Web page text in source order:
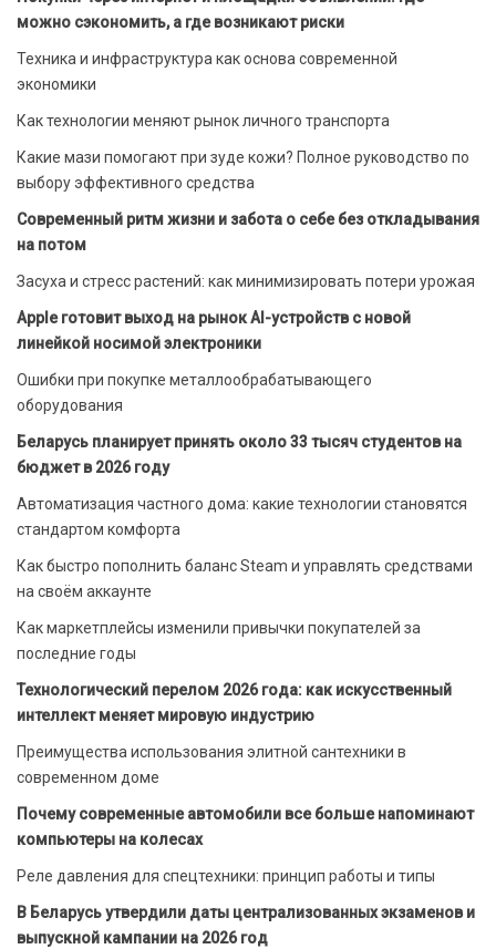
можно сэкономить, а где возникают риски
Техника и инфраструктура как основа современной
экономики
Как технологии меняют рынок личного транспорта
Какие мази помогают при зуде кожи? Полное руководство по
выбору эффективного средства
Современный ритм жизни и забота о себе без откладывания
на потом
Засуха и стресс растений: как минимизировать потери урожая
Apple готовит выход на рынок AI-устройств с новой
линейкой носимой электроники
Ошибки при покупке металлообрабатывающего
оборудования
Беларусь планирует принять около 33 тысяч студентов на
бюджет в 2026 году
Автоматизация частного дома: какие технологии становятся
стандартом комфорта
Как быстро пополнить баланс Steam и управлять средствами
на своём аккаунте
Как маркетплейсы изменили привычки покупателей за
последние годы
Технологический перелом 2026 года: как искусственный
интеллект меняет мировую индустрию
Преимущества использования элитной сантехники в
современном доме
Почему современные автомобили все больше напоминают
компьютеры на колесах
Реле давления для спецтехники: принцип работы и типы
В Беларусь утвердили даты централизованных экзаменов и
выпускной кампании на 2026 год